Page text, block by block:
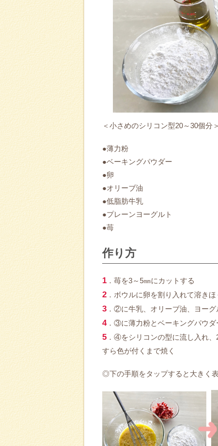
＜小さめのシリコン型20～30個分
●薄力粉
●ベーキングパウダー
●卵
●オリーブ油
●低脂肪牛乳
●プレーンヨーグルト
●苺
作り方
1 ．苺を3～5㎜にカットする
2 ．ボウルに卵を割り入れて溶き
3 ．②に牛乳、オリーブ油、ヨー
4．③に薄力粉とベーキングパウダ
5 ．④をシリコンの型に流し入れ
すら色が付くまで焼く
◎下の手順をタップすると大きく